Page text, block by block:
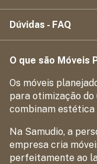
Dúvidas - FAQ
O que são Móveis
Os móveis
para otimização do
combinam estética
Na Samudio, a
empresa cria
perfeitamente ao